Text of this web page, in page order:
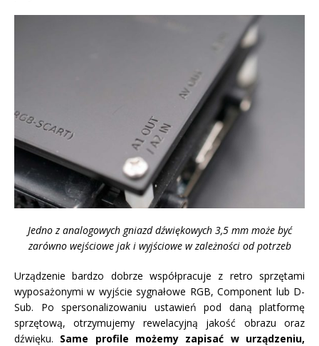
Jedno z analogowych gniazd dźwiękowych 3,5 mm może być
zarówno wejściowe jak i wyjściowe w zależności od potrzeb
Urządzenie bardzo dobrze współpracuje z retro sprzętami
wyposażonymi w wyjście sygnałowe RGB, Component lub D-
Sub. Po spersonalizowaniu ustawień pod daną platformę
sprzętową, otrzymujemy rewelacyjną jakość obrazu oraz
dźwięku. Same profile możemy zapisać w urządzeniu,